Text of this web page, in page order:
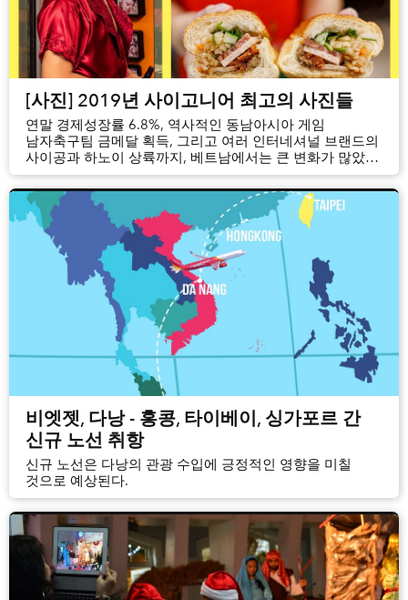
[사진] 2019년 사이고니어 최고의 사진들
연말 경제성장률 6.8%, 역사적인 동남아시아 게임
남자축구팀 금메달 획득, 그리고 여러 인터네셔널 브랜드의
사이공과 하노이 상륙까지, 베트남에서는 큰 변화가 많았던
한 해였다.
비엣젯, 다낭 - 홍콩, 타이베이, 싱가포르 간
신규 노선 취항
신규 노선은 다낭의 관광 수입에 긍정적인 영향을 미칠
것으로 예상된다.